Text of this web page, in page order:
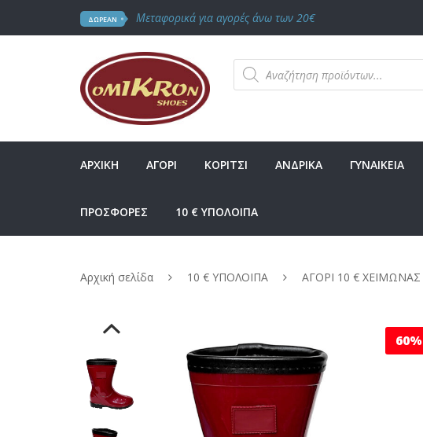
ΔΩΡΕΑΝ Μεταφορικά για αγορές άνω των 20€
Products
search
ΑΡΧΙΚΗ ΑΓΟΡΙ ΚΟΡΙΤΣΙ ΑΝΔΡΙΚΑ ΓΥΝΑΙΚΕΙΑ
ΠΡΟΣΦΟΡΕΣ 10 € ΥΠΟΛΟΙΠΑ
Αρχική σελίδα 10 € ΥΠΟΛΟΙΠΑ ΑΓΟΡΙ 10 € ΧΕΙΜΩΝΑΣ
60%